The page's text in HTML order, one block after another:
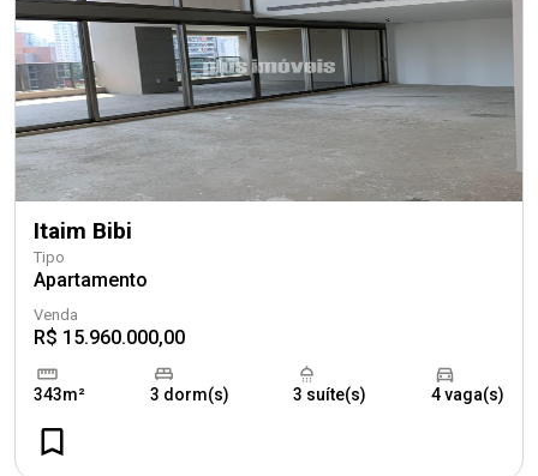
Itaim Bibi
Tipo
Apartamento
Venda
R$ 15.960.000,00
343m² 3 dorm(s) 3 suíte(s) 4 vaga(s)